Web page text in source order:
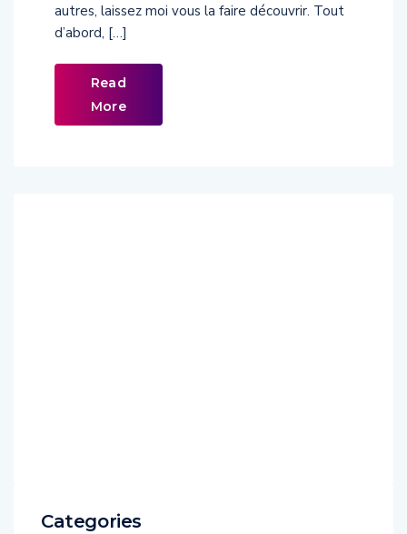
autres, laissez moi vous la faire découvrir. Tout
d’abord, […]
Read
More
Categories